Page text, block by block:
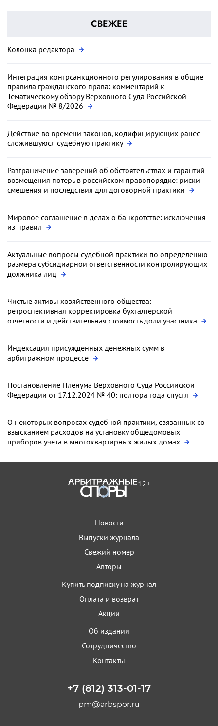
СВЕЖЕЕ
Колонка редактора
Интеграция контрсанкционного регулирования в общие
правила гражданского права: комментарий к
Тематическому обзору Верховного Суда Российской
Федерации № 8/2026
Действие во времени законов, кодифицирующих ранее
сложившуюся судебную практику
Разграничение заверений об обстоятельствах и гарантий
возмещения потерь в российском правопорядке: риски
смешения и последствия для договорной практики
Мировое соглашение в делах о банкротстве: исключения
из правил
Актуальные вопросы судебной практики по определению
размера субсидиарной ответственности контролирующих
должника лиц
Чистые активы хозяйственного общества:
ретроспективная корректировка бухгалтерской
отчетности и действительная стоимость доли участника
Индексация присужденных денежных сумм в
арбитражном процессе
Постановление Пленума Верховного Суда Российской
Федерации от 17.12.2024 № 40: полтора года спустя
О некоторых вопросах судебной практики, связанных со
взысканием расходов на установку общедомовых
приборов учета в многоквартирных жилых домах
12+
Новости
Выпуски журнала
Свежий номер
Авторы
Купить подписку на журнал
Оплата и возврат
Акции
Об издании
Сотрудничество
Контакты
+7 (812) 313-01-17
pm@arbspor.ru